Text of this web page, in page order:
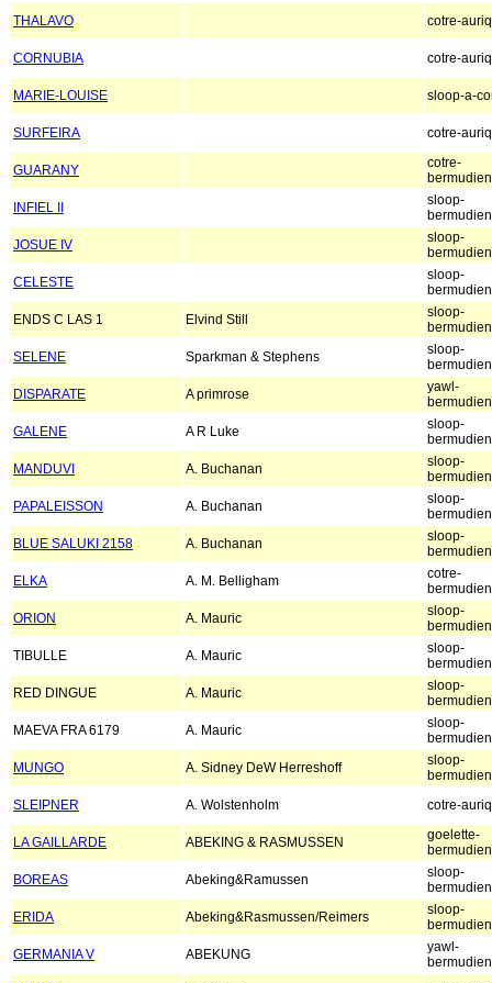
THALAVO cotre-
CORNUBIA cotre-
MARIE-LOUISE sloop-a-
SURFEIRA cotre-
GUARANY
cotre-
bermudien
INFIEL II
sloop-
bermudien
JOSUE IV
sloop-
bermudien
CELESTE
sloop-
bermudien
ENDS C LAS 1
Elvind Still
sloop-
bermudien
SELENE
Sparkman & Stephens
sloop-
bermudien
DISPARATE
A primrose
yawl-
bermudien
GALENE
A R Luke
sloop-
bermudien
MANDUVI
A. Buchanan
sloop-
bermudien
PAPALEISSON
A. Buchanan
sloop-
bermudien
BLUE SALUKI 2158
A. Buchanan
sloop-
bermudien
ELKA
A. M. Belligham
cotre-
bermudien
ORION
A. Mauric
sloop-
bermudien
TIBULLE
A. Mauric
sloop-
bermudien
RED DINGUE
A. Mauric
sloop-
bermudien
MAEVA FRA 6179
A. Mauric
sloop-
bermudien
MUNGO
A. Sidney DeW Herreshoff
sloop-
bermudien
SLEIPNER
A. Wolstenholm cotre-
LA GAILLARDE ABEKING & RASMUSSEN
goelette-
bermudien
BOREAS
Abeking&Ramussen
sloop-
bermudien
ERIDA
Abeking&Rasmussen/Reimers
sloop-
bermudien
GERMANIA V
ABEKUNG
yawl-
bermudien